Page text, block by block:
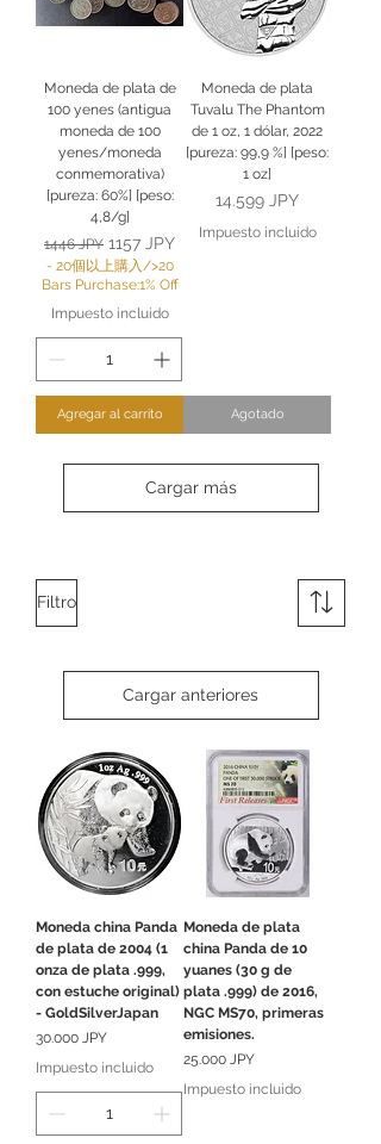
Moneda de plata de
100 yenes (antigua
moneda de 100
yenes/moneda
conmemorativa)
[pureza: 60%] [peso:
4,8/g]
Precio
1446 JPY Precio de oferta
1157 JPY
- 20個以上購入/>20
Bars Purchase:1% Off
Impuesto incluido
Agregar al carrito
Moneda de plata
Tuvalu The Phantom
de 1 oz, 1 dólar, 2022
[pureza: 99,9 %] [peso:
1 oz]
Precio
14.599 JPY
Impuesto incluido
Agotado
Cargar más
Filtro
Cargar anteriores
Moneda china Panda
de plata de 2004 (1
onza de plata .999,
con estuche original)
- GoldSilverJapan
Precio
30.000 JPY
Impuesto incluido
Moneda de plata
china Panda de 10
yuanes (30 g de
plata .999) de 2016,
NGC MS70, primeras
emisiones.
Precio
25.000 JPY
Impuesto incluido